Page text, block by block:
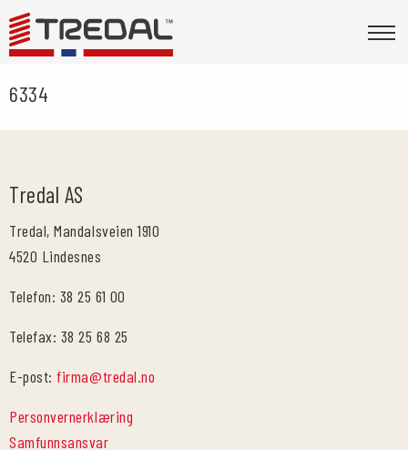
6334
Tredal AS
Tredal, Mandalsveien 1910
4520 Lindesnes
Telefon: 38 25 61 00
Telefax: 38 25 68 25
E-post:firma@tredal.no
Personvernerklæring
Samfunnsansvar